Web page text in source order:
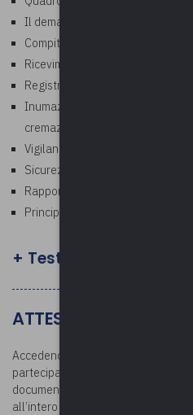
Il demanio cimiteriale e le
Compiti, funzioni e
Ricevimento dei feretri e verifica
Registri cimiteriali e gestione
Inumazioni, tumulazioni,
cremazioni.
Vigilanza sulle attività cimiteriali
Sicurezza, decoro e gestione
Rapporti con Comune, ATS,
Principali profili di responsabilità
+ Test finale facoltativo
ATTESTATO E
Accedendo all’area riservata dopo
partecipanti potranno scaricare
documentazione. L’attestato verrà
all’intero corso: si raccomanda la